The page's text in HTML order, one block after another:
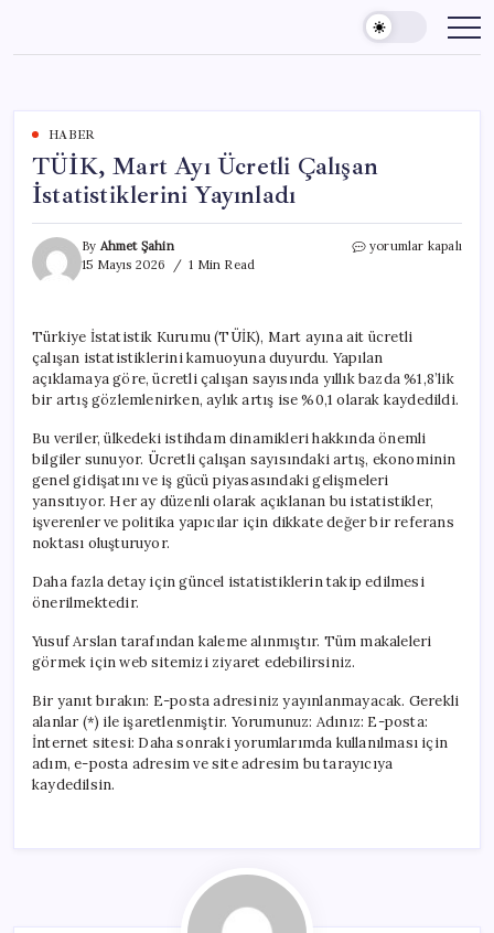
content
HABER
TÜİK, Mart Ayı Ücretli Çalışan
İstatistiklerini Yayınladı
By Ahmet Şahin
15 Mayıs 2026
1 Min Read
TÜİK,
İstatistiklerini
Yayınladı
için
yorumlar kapalı
Türkiye İstatistik Kurumu (TÜİK), Mart ayına ait ücretli
çalışan istatistiklerini kamuoyuna duyurdu. Yapılan
açıklamaya göre, ücretli çalışan sayısında yıllık bazda %1,8’lik
bir artış gözlemlenirken, aylık artış ise %0,1 olarak kaydedildi.
Bu veriler, ülkedeki istihdam dinamikleri hakkında önemli
bilgiler sunuyor. Ücretli çalışan sayısındaki artış, ekonominin
genel gidişatını ve iş gücü piyasasındaki gelişmeleri
yansıtıyor. Her ay düzenli olarak açıklanan bu istatistikler,
işverenler ve politika yapıcılar için dikkate değer bir referans
noktası oluşturuyor.
Daha fazla detay için güncel istatistiklerin takip edilmesi
önerilmektedir.
Yusuf Arslan tarafından kaleme alınmıştır. Tüm makaleleri
görmek için web sitemizi ziyaret edebilirsiniz.
Bir yanıt bırakın: E-posta adresiniz yayınlanmayacak. Gerekli
alanlar (*) ile işaretlenmiştir. Yorumunuz: Adınız: E-posta:
İnternet sitesi: Daha sonraki yorumlarımda kullanılması için
adım, e-posta adresim ve site adresim bu tarayıcıya
kaydedilsin.